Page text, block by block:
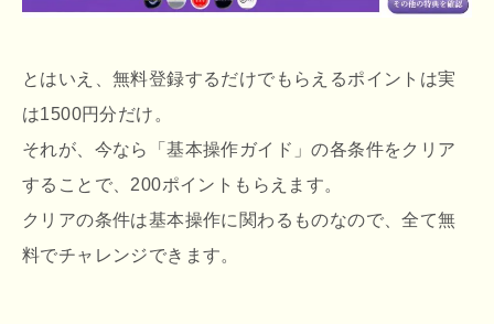
とはいえ、無料登録するだけでもらえるポイントは実
は1500円分だけ。
それが、今なら「基本操作ガイド」の各条件をクリア
することで、200ポイントもらえます。
クリアの条件は基本操作に関わるものなので、全て無
料でチャレンジできます。